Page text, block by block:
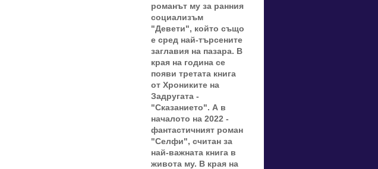
романът му за ранния
социализъм
"Девети", който също
е сред най-търсените
заглавия на пазара. В
края на година се
появи третата книга
от Хрониките на
Задругата -
"Сказанието". А в
началото на 2022 -
фантастичният роман
"Селфи", считан за
най-важната книга в
живота му. В края на